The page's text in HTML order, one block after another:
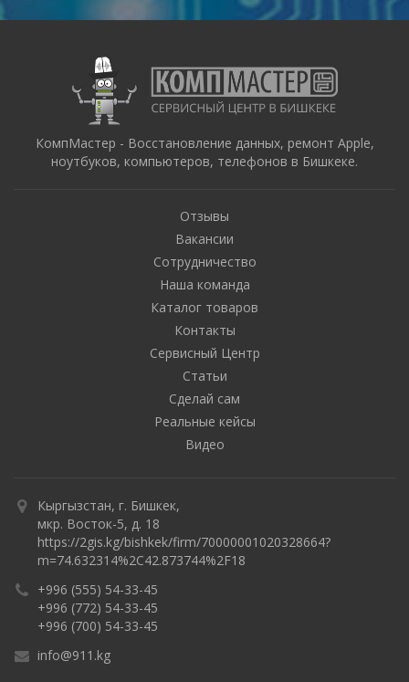
КомпМастер - Восстановление данных, ремонт Apple,
ноутбуков, компьютеров, телефонов в Бишкеке.
Отзывы
Вакансии
Сотрудничество
Наша команда
Каталог товаров
Контакты
Сервисный Центр
Статьи
Сделай сам
Реальные кейсы
Видео
Кыргызстан, г. Бишкек,
мкр. Восток-5, д. 18
https://2gis.kg/bishkek/firm/70000001020328664?
m=74.632314%2C42.873744%2F18
+996 (555) 54-33-45
+996 (772) 54-33-45
+996 (700) 54-33-45
info@911.kg